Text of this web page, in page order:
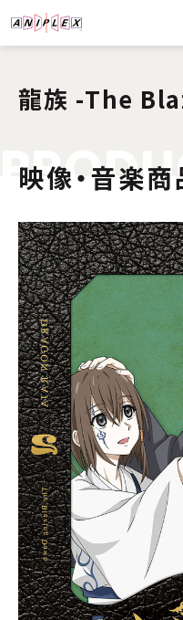
龍族 -The
PRODU
映像・音楽商